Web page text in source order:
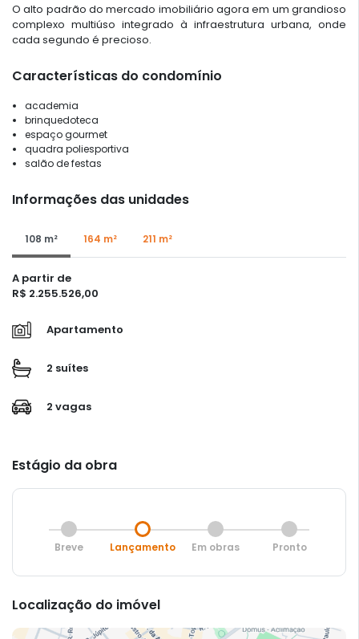
O alto padrão do mercado imobiliário agora em um grandioso
complexo multiúso integrado à infraestrutura urbana, onde
cada segundo é precioso.
Características do condomínio
academia
brinquedoteca
espaço gourmet
quadra poliesportiva
salão de festas
Informações das unidades
108 m² 164 m² 211 m²
A partir de
R$ 2.255.526,00
Apartamento
2 suítes
2 vagas
Estágio da obra
Breve Lançamento Em obras Pronto
Localização do imóvel